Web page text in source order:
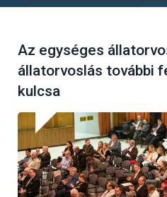
Az egységes
állatorvoslás további
kulcsa